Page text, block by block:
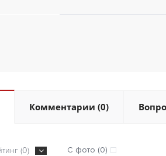
Комментарии (0)
(0) С фото (0)